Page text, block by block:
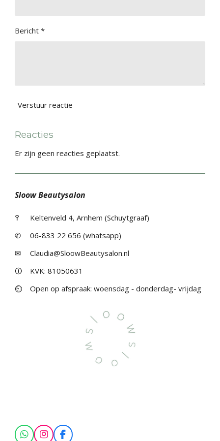
Bericht *
Verstuur reactie
Reacties
Er zijn geen reacties geplaatst.
Sloow Beautysalon
߉
Keltenveld 4, Arnhem (Schuytgraaf)
✆
06-833 22 656 (whatsapp)
✉
Claudia@SloowBeautysalon.nl
🛈
KVK: 81050631
⏲
Open op afspraak: woensdag - donderdag- vrijdag
W I F